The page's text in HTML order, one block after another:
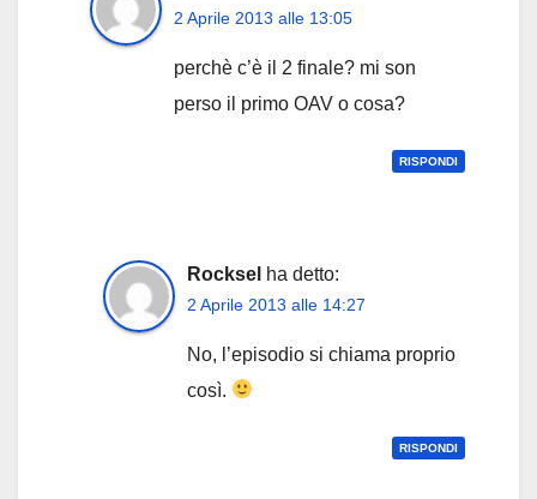
2 Aprile 2013 alle 13:05
perchè c’è il 2 finale? mi son
perso il primo OAV o cosa?
RISPONDI
Rocksel ha detto:
2 Aprile 2013 alle 14:27
No, l’episodio si chiama proprio
così.
RISPONDI